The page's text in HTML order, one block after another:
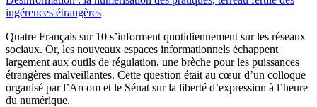
ingérences étrangères
Quatre Français sur 10 s’informent quotidiennement sur les réseaux
sociaux. Or, les nouveaux espaces informationnels échappent
largement aux outils de régulation, une brèche pour les puissances
étrangères malveillantes. Cette question était au cœur d’un colloque
organisé par l’Arcom et le Sénat sur la liberté d’expression à l’heure
du numérique.